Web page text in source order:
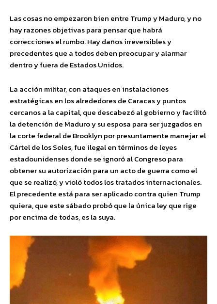
Las cosas no empezaron bien entre Trump y Maduro, y no
hay razones objetivas para pensar que habrá
correcciones el rumbo. Hay daños irreversibles y
precedentes que a todos deben preocupar y alarmar
dentro y fuera de Estados Unidos.
La acción militar, con ataques en instalaciones
estratégicas en los alrededores de Caracas y puntos
cercanos a la capital, que descabezó al gobierno y facilitó
la detención de Maduro y su esposa para ser juzgados en
la corte federal de Brooklyn por presuntamente manejar el
Cártel de los Soles, fue ilegal en términos de leyes
estadounidenses donde se ignoró al Congreso para
obtener su autorización para un acto de guerra como el
que se realizó, y violó todos los tratados internacionales.
El precedente está para ser aplicado contra quien Trump
quiera, que este sábado probó que la única ley que rige
por encima de todas, es la suya.